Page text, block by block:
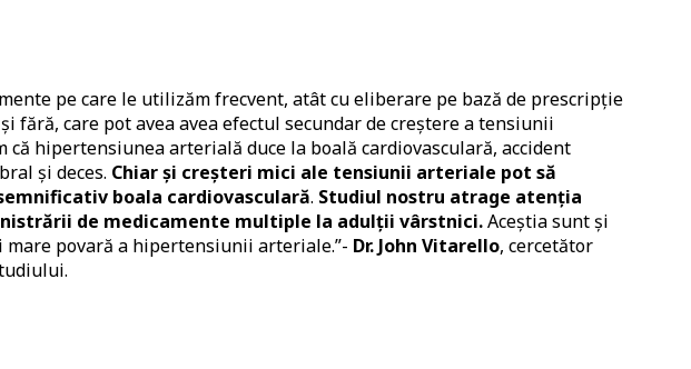
pe care le utilizăm frecvent, atât cu eliberare pe bază de prescripție
fără, care pot avea avea efectul secundar de creștere a tensiunii
că hipertensiunea arterială duce la boală cardiovasculară, accident
și deces. Chiar și creșteri mici ale tensiunii arteriale pot să
boala cardiovasculară. Studiul nostru atrage atenția
de medicamente multiple la adulții vârstnici.Aceștia sunt și
mare povară a hipertensiunii arteriale.”- Dr. John Vitarello, cercetător